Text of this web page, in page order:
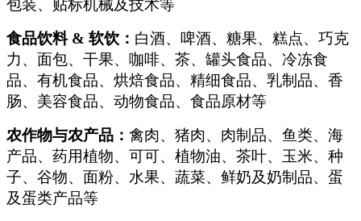
包装、贴标机械及技术等
食品饮料 & 软饮： 白酒、啤酒、糖果、糕点、巧克
力、面包、干果、咖啡、茶、罐头食品、冷冻食
品、有机食品、烘焙食品、精细食品、乳制品、香
肠、美容食品、动物食品、食品原材等
农作物与农产品： 禽肉、猪肉、肉制品、鱼类、海
产品、药用植物、可可、植物油、茶叶、玉米、种
子、谷物、面粉、水果、蔬菜、鲜奶及奶制品、蛋
及蛋类产品等